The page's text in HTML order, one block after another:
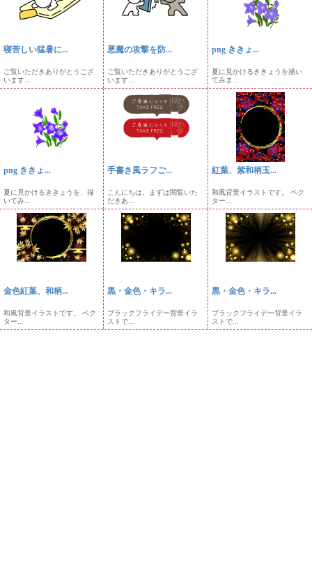
寝苦しい猛暑に...
ご覧いただきありがとうござ
います...
悪魔の攻撃を防...
ご覧いただきありがとうござ
います...
png ききょ...
夏に見かけるききょうを描い
てみま...
png ききょ...
夏に見かけるききょうを、描
いてみ...
手書き風ラフご...
こんにちは。まずは閲覧いた
だきあ...
紅葉、紫和柄玉...
和風背景イラストです。 ベク
ター...
金色紅葉、和柄...
和風背景イラストです。 ベク
ター...
黒・金色・キラ...
ブラックフライデー背景イラ
ストで...
黒・金色・キラ...
ブラックフライデー背景イラ
ストで...